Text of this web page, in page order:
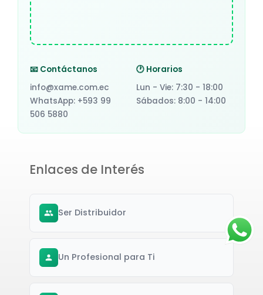
📧 Contáctanos
info@xame.com.ec
WhatsApp: +593 99
506 5880
🕐 Horarios
Lun - Vie: 7:30 - 18:00
Sábados: 8:00 - 14:00
Enlaces de Interés
Ser Distribuidor
Un Profesional para Ti